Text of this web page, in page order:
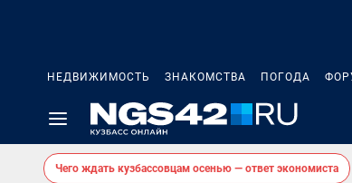
НЕДВИЖИМОСТЬ ЗНАКОМСТВА ПОГОДА
Чего ждать кузбассовцам осенью — ответ экономиста